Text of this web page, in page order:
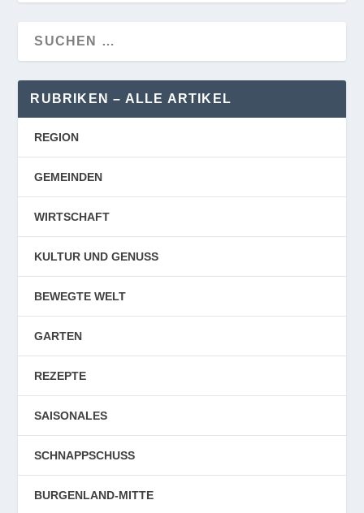
RUBRIKEN – ALLE ARTIKEL
REGION
GEMEINDEN
WIRTSCHAFT
KULTUR UND GENUSS
BEWEGTE WELT
GARTEN
REZEPTE
SAISONALES
SCHNAPPSCHUSS
BURGENLAND-MITTE